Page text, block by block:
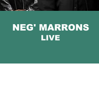
NEG' MARRONS
LIVE